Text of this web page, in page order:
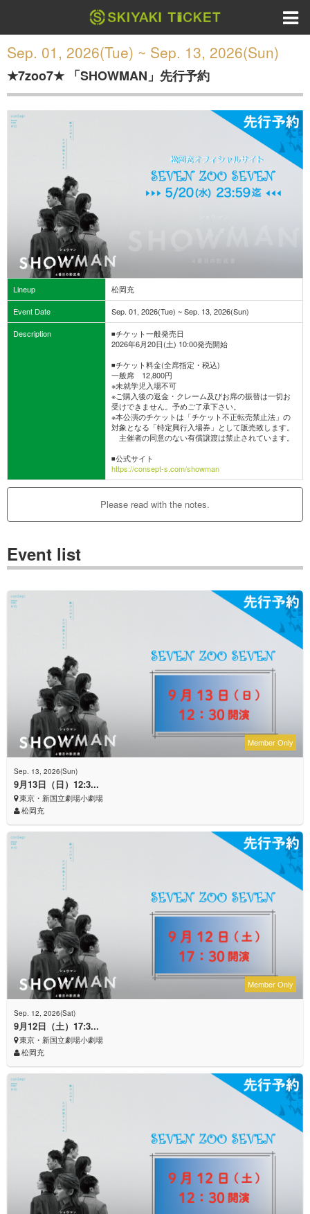
Sep. 01, 2026(Tue) ~ Sep. 13, 2026(Sun)
★7zoo7★ 「SHOWMAN」先行予約
Lineup
松岡充
Event Date
Sep. 01, 2026(Tue) ~ Sep. 13, 2026(Sun)
Description
◾️チケット一般発売日
2026年6月20日(土) 10:00発売開始
◾️チケット料金(全席指定・税込)
一般席 12,800円
※未就学児⼊場不可
※ご購入後の返金・クレーム及びお席の振替は一切お
受けできません。予めご了承下さい。
※本公演のチケットは「チケット不正転売禁止法」の
対象となる「特定興行入場券」として販売致します。
主催者の同意のない有償譲渡は禁止されています。
◾️公式サイト
https://consept-s.com/showman
Please read with the notes.
Event list
Member Only
Sep. 13, 2026(Sun)
9月13日（日）12:3...
東京・新国立劇場小劇場
松岡充
Member Only
Sep. 12, 2026(Sat)
9月12日（土）17:3...
東京・新国立劇場小劇場
松岡充